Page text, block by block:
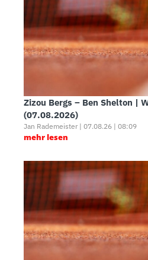
Zizou Bergs – Ben Shelton |
(07.08.2026)
Jan Rademeister | 07.08.26 | 08:09
mehr lesen